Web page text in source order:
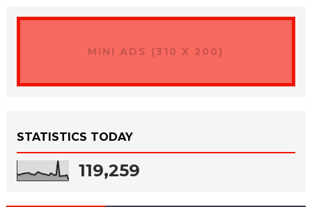
MINI ADS (310 X 200)
STATISTICS TODAY
119,259